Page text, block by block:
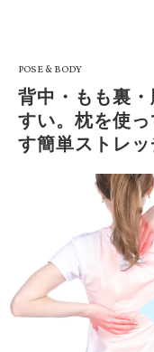
POSE & BODY
背中・もも裏
すい。枕を使
す簡単ストレッ